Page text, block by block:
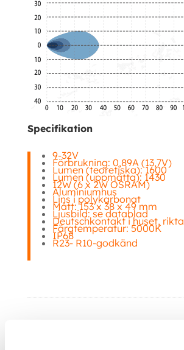
Specifikation
9-32V
Förbrukning: 0,89A (13,7V)
Lumen (teoretiska): 1600
Lumen (uppmätta): 1430
12W (6 x 2W OSRAM)
Aluminiumhus
Lins i polykarbonat
Mått: 153 x 38 x 49 mm
Ljusbild: se datablad
Deutschkontakt i huset,
Färgtemperatur: 5000K
IP68
R23- R10-godkänd